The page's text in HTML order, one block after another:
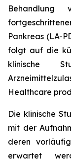
Behandlung
Pankreas (LA-
folgt auf die
klinische
Healthcare
Die klinische
mit der
deren
erwartet